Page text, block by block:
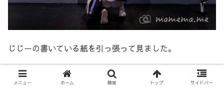
じじーの書いている紙を引っ張って見ました。
メニュー ホーム 検索 トップ サイドバー